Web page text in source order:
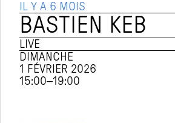
IL Y A 6 MOIS
BASTIEN KEB
LIVE
DIMANCHE
1 FÉVRIER 2026
15:00–19:00